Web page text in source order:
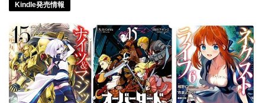
Kindle発売情報